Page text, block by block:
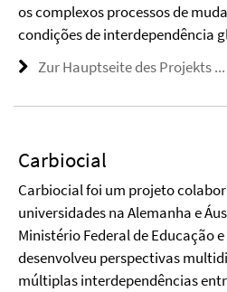
os complexos processos de
condições de interdependência
Zur Hauptseite des Projekts ...
Carbiocial
Carbiocial foi um projeto
universidades na Alemanha e
Ministério Federal de Educação
desenvolveu perspectivas
múltiplas interdependências